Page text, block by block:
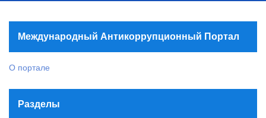
Международный Антикоррупционный Портал
О портале
Разделы